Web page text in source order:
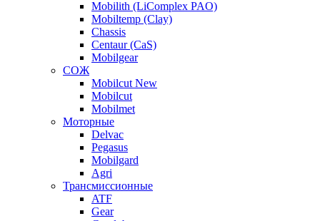
Mobilith (LiComplex PAO)
Mobiltemp (Clay)
Chassis
Centaur (CaS)
Mobilgear
СОЖ
Mobilcut New
Mobilcut
Mobilmet
Моторные
Delvac
Pegasus
Mobilgard
Agri
Трансмиссионные
ATF
Gear